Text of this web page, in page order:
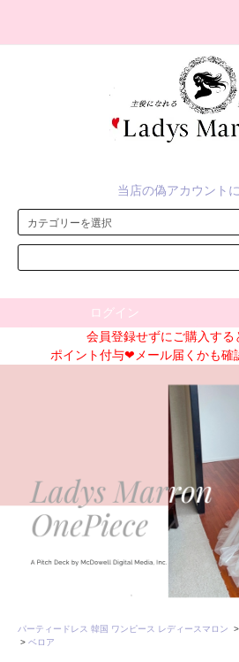
当店の偽アカウント
ログイン
会員登録せずにご購入する
ポイント付与❤メール届くかも
パーティードレス 韓国 ワンピース レディースマロン >
> ベロア